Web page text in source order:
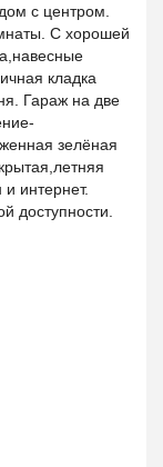
с центром.
С хорошей
кладка
Гараж на две
зелёная
интернет.
доступности.